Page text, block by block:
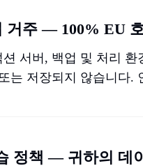
거주 — 100% EU
션 서버, 백업 및 처리
는 저장되지 않습니다.
정책 — 귀하의 데